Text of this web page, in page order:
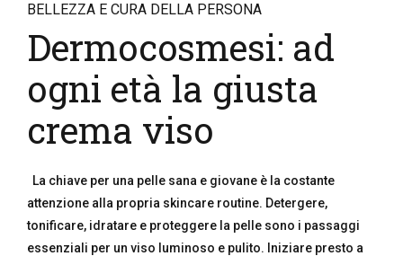
BELLEZZA E CURA DELLA PERSONA
Dermocosmesi: ad
ogni età la giusta
crema viso
La chiave per una pelle sana e giovane è la costante
attenzione alla propria skincare routine. Detergere,
tonificare, idratare e proteggere la pelle sono i passaggi
essenziali per un viso luminoso e pulito. Iniziare presto a